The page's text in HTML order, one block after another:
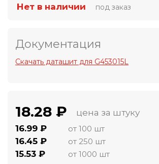
Нет в наличии
под заказ
Документация
Скачать даташит для G453015L
18.28 ₽
цена за штуку
16.99 ₽
от 100 шт
16.45 ₽ от 250 шт
15.53 ₽ от 1000 шт